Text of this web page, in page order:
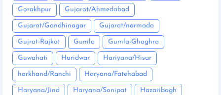
Gorakhpur Gujarat/Ahmedabad
Gujarat/Gandhinagar Gujarat/narmada
Gujrat-Rajkot Gumla Gumla-Ghaghra
Guwahati Haridwar Hariyana/Hisar
harkhand/Ranchi Haryana/Fatehabad
Haryana/Jind Haryana/Sonipat Hazaribagh